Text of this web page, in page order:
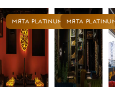
МЯТА PLATINUM МЯТА PLATINUM